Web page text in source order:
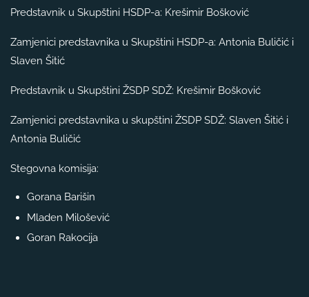
Predstavnik u Skupštini HSDP-a: Krešimir Bošković
Zamjenici predstavnika u Skupštini HSDP-a: Antonia Buličić i
Slaven Šitić
Predstavnik u Skupštini ŽSDP SDŽ: Krešimir Bošković
Zamjenici predstavnika u skupštini ŽSDP SDŽ: Slaven Šitić i
Antonia Buličić
Stegovna komisija:
Gorana Barišin
Mladen Milošević
Goran Rakocija